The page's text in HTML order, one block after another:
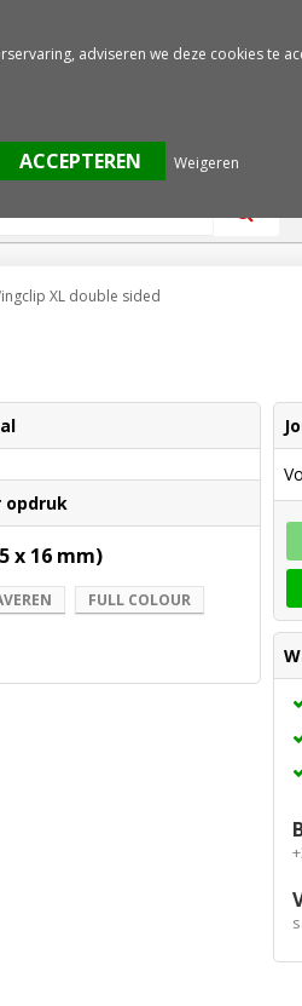
XL double sided
opdruk
x 16 mm)
FULL COLOUR
adviseren we deze cookies te
Weigeren